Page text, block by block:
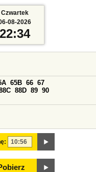
65B 66 67
88D 89 90
Czwartek
08-2026
22:34